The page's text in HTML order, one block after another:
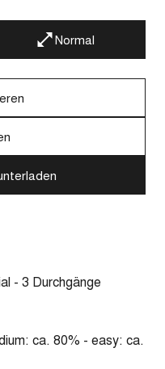
Normal
- 3 Durchgänge
ca. 80% - easy: ca.